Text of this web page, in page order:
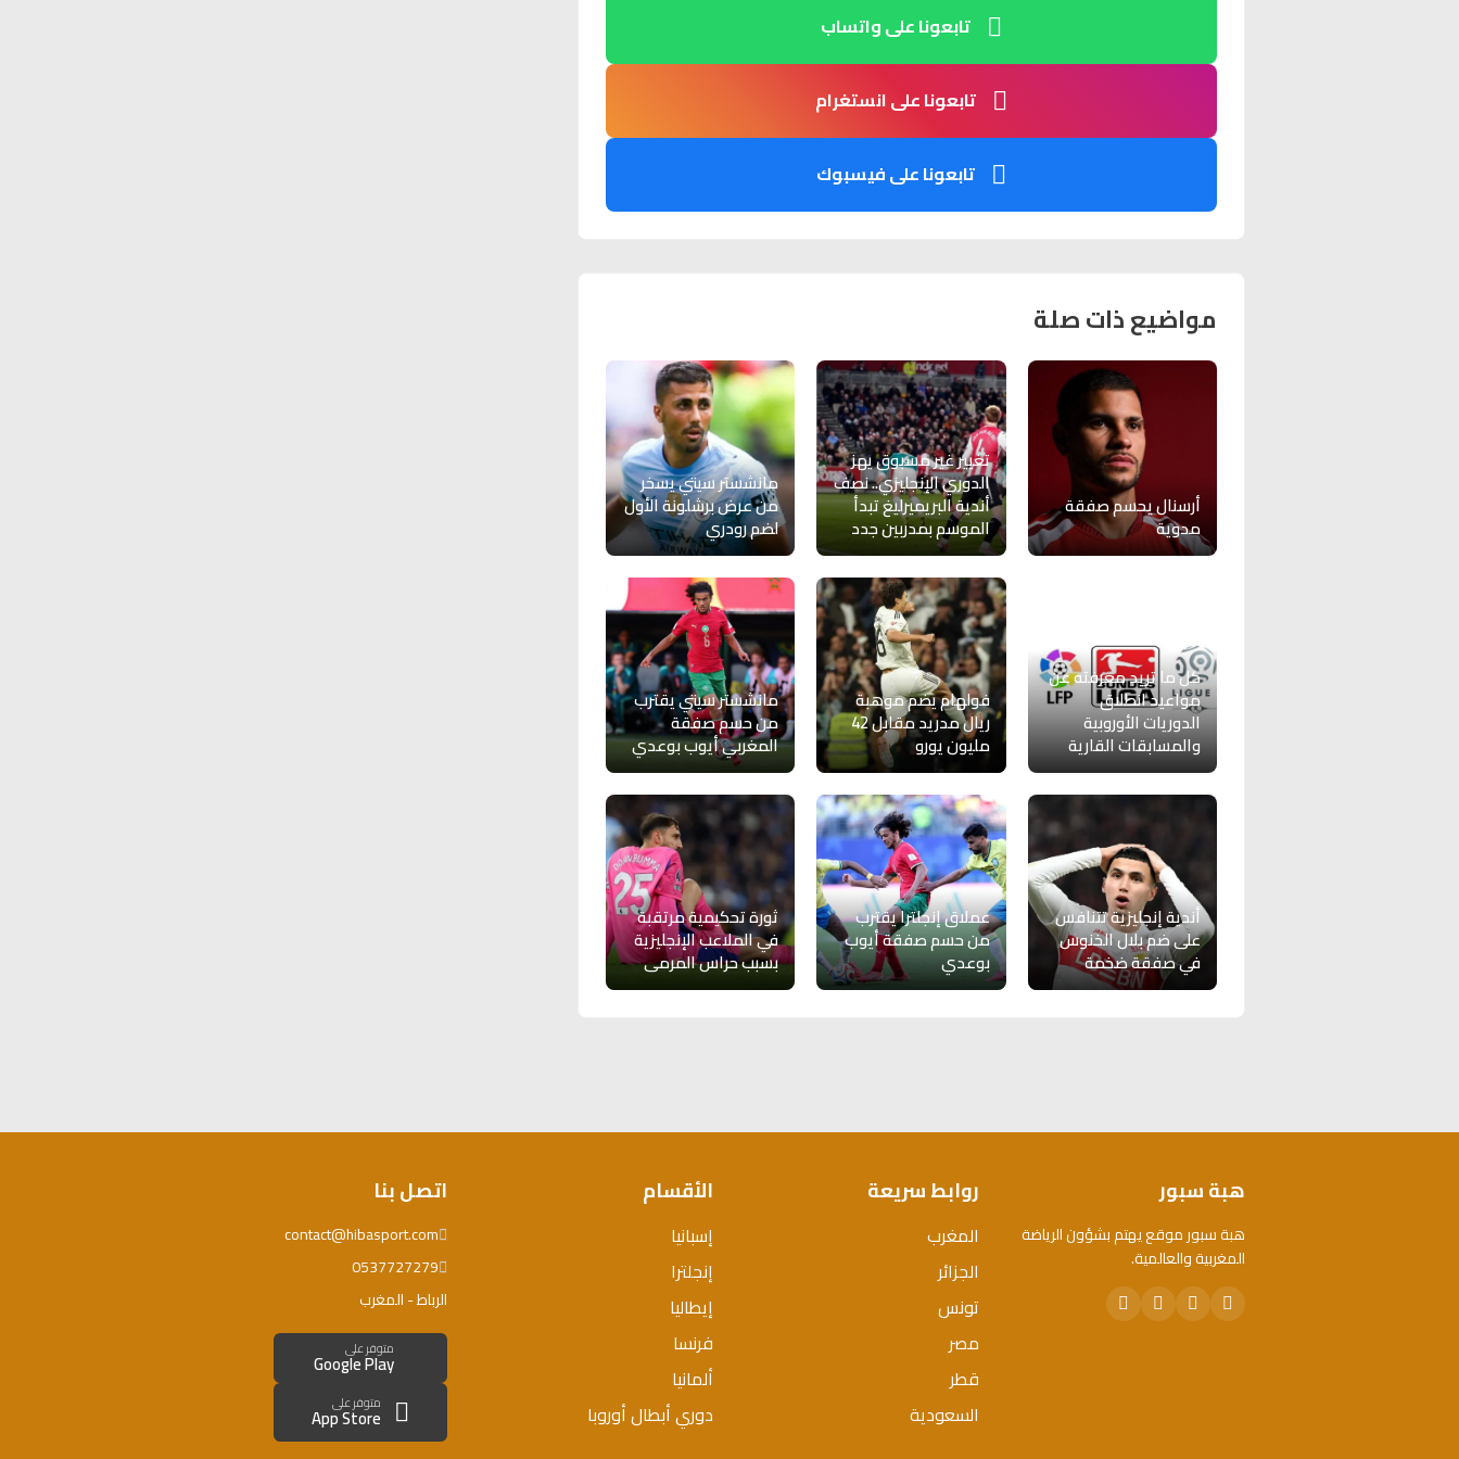
تابعونا على واتساب
تابعونا على انستغرام
تابعونا على فيسبوك
مواضيع ذات صلة
أرسنال يحسم صفقة
مدوية
تغيير غير مسبوق يهز
الدوري الإنجليزي.. نصف
أندية البريميرليغ تبدأ
الموسم بمدربين جدد
مانشستر سيتي يسخر
من عرض برشلونة الأول
لضم رودري
كل ما تريد معرفته عن
مواعيد انطلاق
الدوريات الأوروبية
والمسابقات القارية
فولهام يضم موهبة
ريال مدريد مقابل 42
مليون يورو
مانشستر سيتي يقترب
من حسم صفقة
المغربي أيوب بوعدي
أندية إنجليزية تتنافس
على ضم بلال الخنوس
في صفقة ضخمة
عملاق إنجلترا يقترب
من حسم صفقة أيوب
بوعدي
ثورة تحكيمية مرتقبة
في الملاعب الإنجليزية
بسبب حراس المرمى
هبة سبور
هبة سبور موقع يهتم بشؤون الرياضة
المغربية والعالمية.
روابط سريعة
المغرب
الجزائر
تونس
مصر
قطر
السعودية
الأقسام
إسبانيا
إنجلترا
إيطاليا
فرنسا
ألمانيا
دوري أبطال أوروبا
اتصل بنا
contact@hibasport.com
0537727279
الرباط - المغرب
متوفر على
Google Play
متوفر على
App Store